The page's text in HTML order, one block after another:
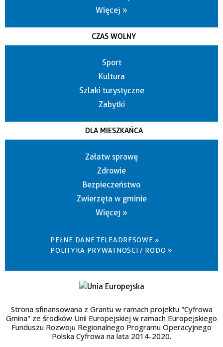
Więcej »
CZAS WOLNY
Sport
Kultura
Szlaki turystyczne
Zabytki
DLA MIESZKAŃCA
Załatw sprawę
Zdrowie
Bezpieczeństwo
Zwierzęta w gminie
Więcej »
PEŁNE DANE TELEADRESOWE »
POLITYKA PRYWATNOŚCI / RODO »
Strona sfinansowana z Grantu w ramach projektu "Cyfrowa
Gmina" ze środków Unii Europejskiej w ramach Europejskiego
Funduszu Rozwoju Regionalnego Programu Operacyjnego
Polska Cyfrowa na lata 2014-2020.